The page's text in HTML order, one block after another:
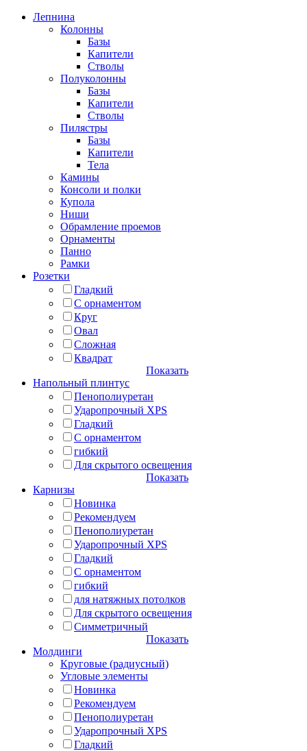
Лепнина
Колонны
Базы
Капители
Стволы
Полуколонны
Базы
Капители
Стволы
Пилястры
Базы
Капители
Тела
Камины
Консоли и полки
Купола
Ниши
Обрамление проемов
Орнаменты
Панно
Рамки
Розетки
Гладкий
С орнаментом
Круг
Овал
Сложная
Квадрат
Показать
Напольный плинтус
Пенополиуретан
Ударопрочный XPS
Гладкий
С орнаментом
гибкий
Для скрытого освещения
Показать
Карнизы
Новинка
Рекомендуем
Пенополиуретан
Ударопрочный XPS
Гладкий
С орнаментом
гибкий
для натяжных потолков
Для скрытого освещения
Симметричный
Показать
Молдинги
Круговые (радиусный)
Угловые элементы
Новинка
Рекомендуем
Пенополиуретан
Ударопрочный XPS
Гладкий